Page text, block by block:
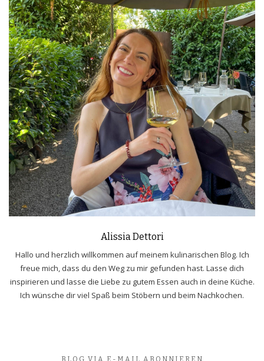
Alissia Dettori
Hallo und herzlich willkommen auf meinem kulinarischen Blog. Ich
freue mich, dass du den Weg zu mir gefunden hast. Lasse dich
inspirieren und lasse die Liebe zu gutem Essen auch in deine Küche.
Ich wünsche dir viel Spaß beim Stöbern und beim Nachkochen.
BLOG VIA E-MAIL ABONNIEREN